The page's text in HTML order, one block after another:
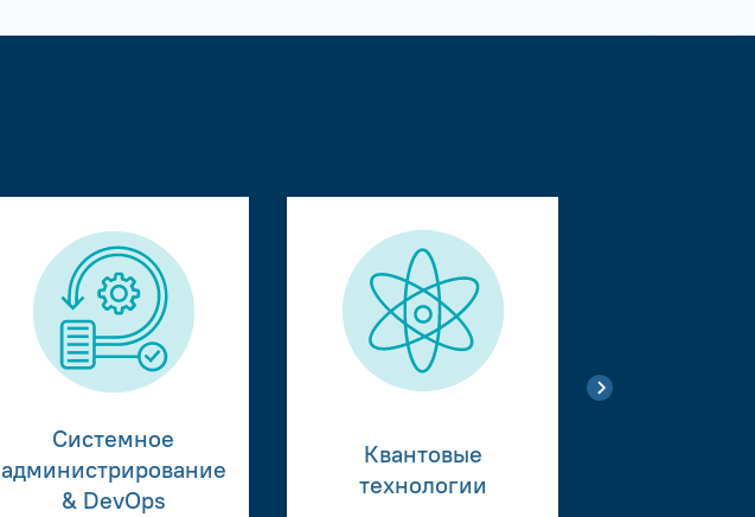
Системное
администрирование
& DevOps
Квантовые
технологии